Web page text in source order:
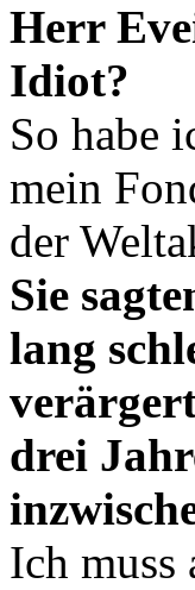
Herr
Idiot?
So habe
mein
der
Sie
lang
drei
Ich muss